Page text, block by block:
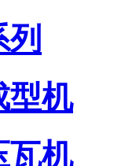
型机
瓦机